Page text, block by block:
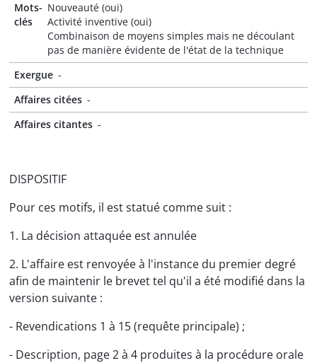
Mots-
clés
Nouveauté (oui)
Activité inventive (oui)
Combinaison de moyens simples mais ne découlant
pas de manière évidente de l'état de la technique
Exergue -
Affaires citées -
Affaires citantes -
DISPOSITIF
Pour ces motifs, il est statué comme suit :
1. La décision attaquée est annulée
2. L'affaire est renvoyée à l'instance du premier degré
afin de maintenir le brevet tel qu'il a été modifié dans la
version suivante :
- Revendications 1 à 15 (requête principale) ;
- Description, page 2 à 4 produites à la procédure orale